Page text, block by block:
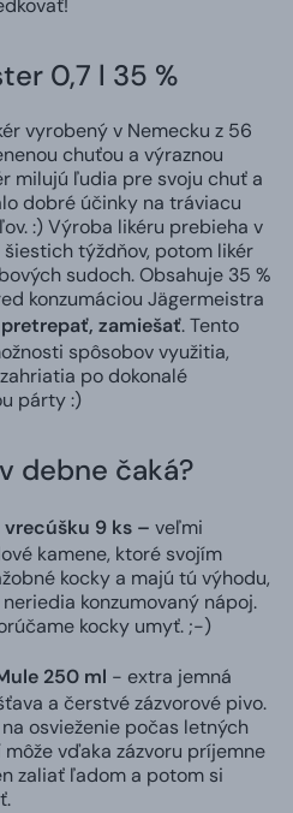
0,7 l 35 %
vyrobený v Nemecku z 56
chuťou a výraznou
milujú ľudia pre svoju chuť a
dobré účinky na tráviacu
:) Výroba likéru prebieha v
týždňov, potom likér
sudoch. Obsahuje 35 %
konzumáciou Jägermeistra
zamiešať. Tento
spôsobov využitia,
po dokonalé
párty :)
debne čaká?
9 ks – veľmi
kamene, ktoré svojím
kocky a majú tú výhodu,
konzumovaný nápoj.
kocky umyť. ;-)
250 ml - extra jemná
a čerstvé zázvorové pivo.
osvieženie počas letných
vďaka zázvoru príjemne
zaliať ľadom a potom si